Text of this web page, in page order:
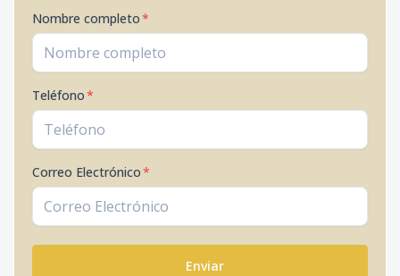
Nombre completo*
Teléfono*
Correo Electrónico*
Enviar